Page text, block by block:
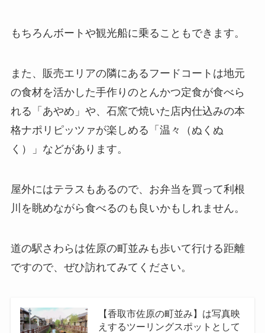
もちろんボートや観光船に乗ることもできます。
また、販売エリアの隣にあるフードコートは地元
の食材を活かした手作りのとんかつ定食が食べら
れる「あやめ」や、石窯で焼いた店内仕込みの本
格ナポリピッツァが楽しめる「温々（ぬくぬ
く）」などがあります。
屋外にはテラスもあるので、お弁当を買って利根
川を眺めながら食べるのも良いかもしれません。
道の駅さわらは佐原の町並みも歩いて行ける距離
ですので、ぜひ訪れてみてください。
【香取市佐原の町並み】は写真映
えするツーリングスポットとして